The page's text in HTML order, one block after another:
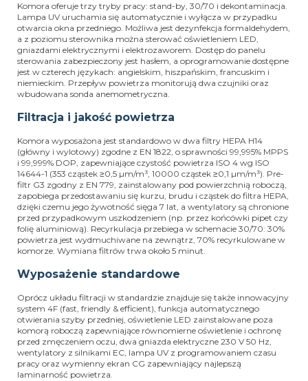
Komora oferuje trzy tryby pracy: stand-by, 30/70 i dekontaminacja.
Lampa UV uruchamia się automatycznie i wyłącza w przypadku
otwarcia okna przedniego. Możliwa jest dezynfekcja formaldehydem,
a z poziomu sterownika można sterować oświetleniem LED,
gniazdami elektrycznymi i elektrozaworem. Dostęp do panelu
sterowania zabezpieczony jest hasłem, a oprogramowanie dostępne
jest w czterech językach: angielskim, hiszpańskim, francuskim i
niemieckim. Przepływ powietrza monitorują dwa czujniki oraz
wbudowana sonda anemometryczna.
Filtracja i jakość powietrza
Komora wyposażona jest standardowo w dwa filtry HEPA H14
(główny i wylotowy) zgodne z EN 1822, o sprawności 99,995% MPPS
i 99,999% DOP, zapewniające czystość powietrza ISO 4 wg ISO
14644-1 (353 cząstek ≥0,5 µm/m³, 10000 cząstek ≥0,1 µm/m³). Pre-
filtr G3 zgodny z EN 779, zainstalowany pod powierzchnią roboczą,
zapobiega przedostawaniu się kurzu, brudu i cząstek do filtra HEPA,
dzięki czemu jego żywotność sięga 7 lat, a wentylatory są chronione
przed przypadkowym uszkodzeniem (np. przez końcówki pipet czy
folię aluminiową). Recyrkulacja przebiega w schemacie 30/70: 30%
powietrza jest wydmuchiwane na zewnątrz, 70% recyrkulowane w
komorze. Wymiana filtrów trwa około 5 minut.
Wyposażenie standardowe
Oprócz układu filtracji w standardzie znajduje się także innowacyjny
system 4F (fast, friendly & efficient), funkcja automatycznego
otwierania szyby przedniej, oświetlenie LED zainstalowane poza
komorą roboczą zapewniające równomierne oświetlenie i ochronę
przed zmęczeniem oczu, dwa gniazda elektryczne 230 V 50 Hz,
wentylatory z silnikami EC, lampa UV z programowaniem czasu
pracy oraz wymienny ekran CG zapewniający najlepszą
laminarność powietrza.